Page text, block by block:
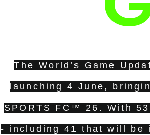
The World’s Game
launching 4 June,
SPORTS FC™ 26. With
- including 41 that will be